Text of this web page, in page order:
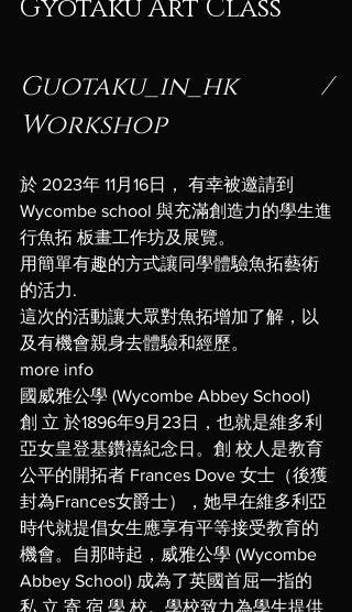
Gyotaku Art Class
Guotaku_in_hk /
Workshop
於 2023年 11月16日， 有幸被邀請到
Wycombe school 與充滿創造力的學生進
行魚拓 板畫工作坊及展覽。
用簡單有趣的方式讓同學體驗魚拓藝術
的活力.
這次的活動讓大眾對魚拓增加了解，以
及有機會親身去體驗和經歷。
more info
國威雅公學 (Wycombe Abbey School)
創 立 於1896年9月23日，也就是維多利
亞女皇登基鑽禧紀念日。創 校人是教育
公平的開拓者 Frances Dove 女士（後獲
封為Frances女爵士），她早在維多利亞
時代就提倡女生應享有平等接受教育的
機會。自那時起，威雅公學 (Wycombe
Abbey School) 成為了英國首屈一指的
私 立 寄 宿 學 校。學校致力為學生提供